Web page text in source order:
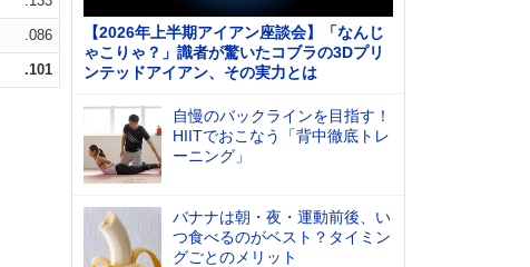
.086
.101
【2026年上半期アイアン座談会】「なんじ
ゃこりゃ？」識者が驚いたコブラの3Dプリ
ンテッドアイアン、その実力とは
自慢のバックラインを目指す！
HIITでおこなう「背中徹底トレ
ーニング」
バナナは朝・夜・運動前後、い
つ食べるのがベスト？タイミン
グごとのメリット